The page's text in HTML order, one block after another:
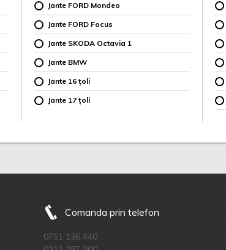
Jante FORD Mondeo
Jante FORD Focus
Jante SKODA Octavia 1
Jante BMW
Jante 16 țoli
Jante 17 țoli
Comanda prin telefon
0751 136 440